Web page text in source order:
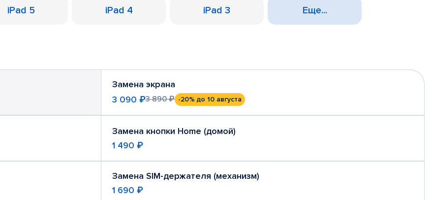
iPad 5 iPad 4 iPad 3 Еще...
Замена экрана
3 090 ₽3 890 ₽ -20% до 10 августа
Замена кнопки Home (домой)
1 490 ₽
Замена SIM-держателя (механизм)
1 690 ₽